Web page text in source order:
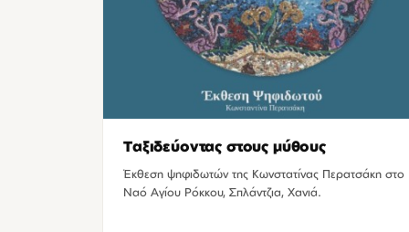
Ταξιδεύοντας στους μύθους
Έκθεση ψηφιδωτών της Κωνστατίνας Περατσάκη στο
Ναό Αγίου Ρόκκου, Σπλάντζια, Χανιά.